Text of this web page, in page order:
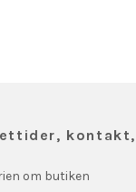
om butiken